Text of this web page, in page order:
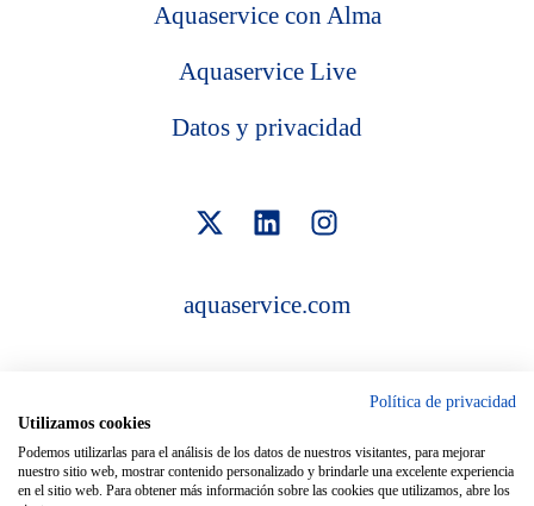
Aquaservice con Alma
Aquaservice Live
Datos y privacidad
aquaservice.com
Inicio de sesión de empleados/as
Inicio de sesión de Connect para personas candidatas
Política de privacidad
Utilizamos cookies
Podemos utilizarlas para el análisis de los datos de nuestros visitantes, para mejorar
nuestro sitio web, mostrar contenido personalizado y brindarle una excelente experiencia
en el sitio web. Para obtener más información sobre las cookies que utilizamos, abre los